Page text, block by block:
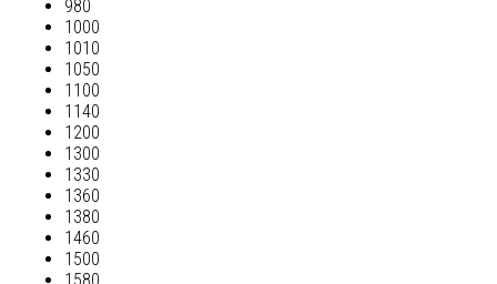
980
1000
1010
1050
1100
1140
1200
1300
1330
1360
1380
1460
1500